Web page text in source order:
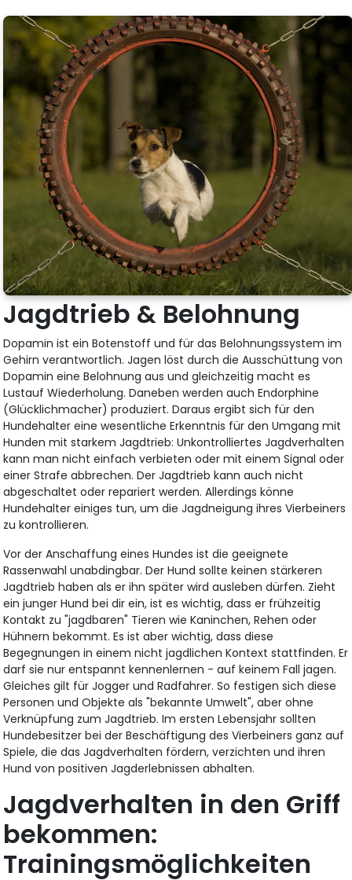
Jagdtrieb & Belohnung
Dopamin ist ein Botenstoff und für das Belohnungssystem im
Gehirn verantwortlich. Jagen löst durch die Ausschüttung von
Dopamin eine Belohnung aus und gleichzeitig macht es
Lustauf Wiederholung. Daneben werden auch Endorphine
(Glücklichmacher) produziert. Daraus ergibt sich für den
Hundehalter eine wesentliche Erkenntnis für den Umgang mit
Hunden mit starkem Jagdtrieb: Unkontrolliertes Jagdverhalten
kann man nicht einfach verbieten oder mit einem Signal oder
einer Strafe abbrechen. Der Jagdtrieb kann auch nicht
abgeschaltet oder repariert werden. Allerdings könne
Hundehalter einiges tun, um die Jagdneigung ihres Vierbeiners
zu kontrollieren.
Vor der Anschaffung eines Hundes ist die geeignete
Rassenwahl unabdingbar. Der Hund sollte keinen stärkeren
Jagdtrieb haben als er ihn später wird ausleben dürfen. Zieht
ein junger Hund bei dir ein, ist es wichtig, dass er frühzeitig
Kontakt zu "jagdbaren" Tieren wie Kaninchen, Rehen oder
Hühnern bekommt. Es ist aber wichtig, dass diese
Begegnungen in einem nicht jagdlichen Kontext stattfinden. Er
darf sie nur entspannt kennenlernen - auf keinem Fall jagen.
Gleiches gilt für Jogger und Radfahrer. So festigen sich diese
Personen und Objekte als "bekannte Umwelt", aber ohne
Verknüpfung zum Jagdtrieb. Im ersten Lebensjahr sollten
Hundebesitzer bei der Beschäftigung des Vierbeiners ganz auf
Spiele, die das Jagdverhalten fördern, verzichten und ihren
Hund von positiven Jagderlebnissen abhalten.
Jagdverhalten in den Griff
bekommen:
Trainingsmöglichkeiten